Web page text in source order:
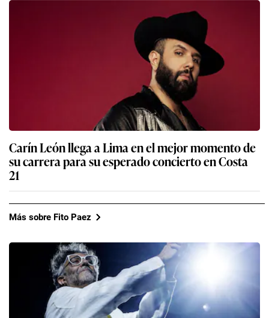
Carín León llega a Lima en el mejor momento de
su carrera para su esperado concierto en Costa
21
Más sobre Fito Paez